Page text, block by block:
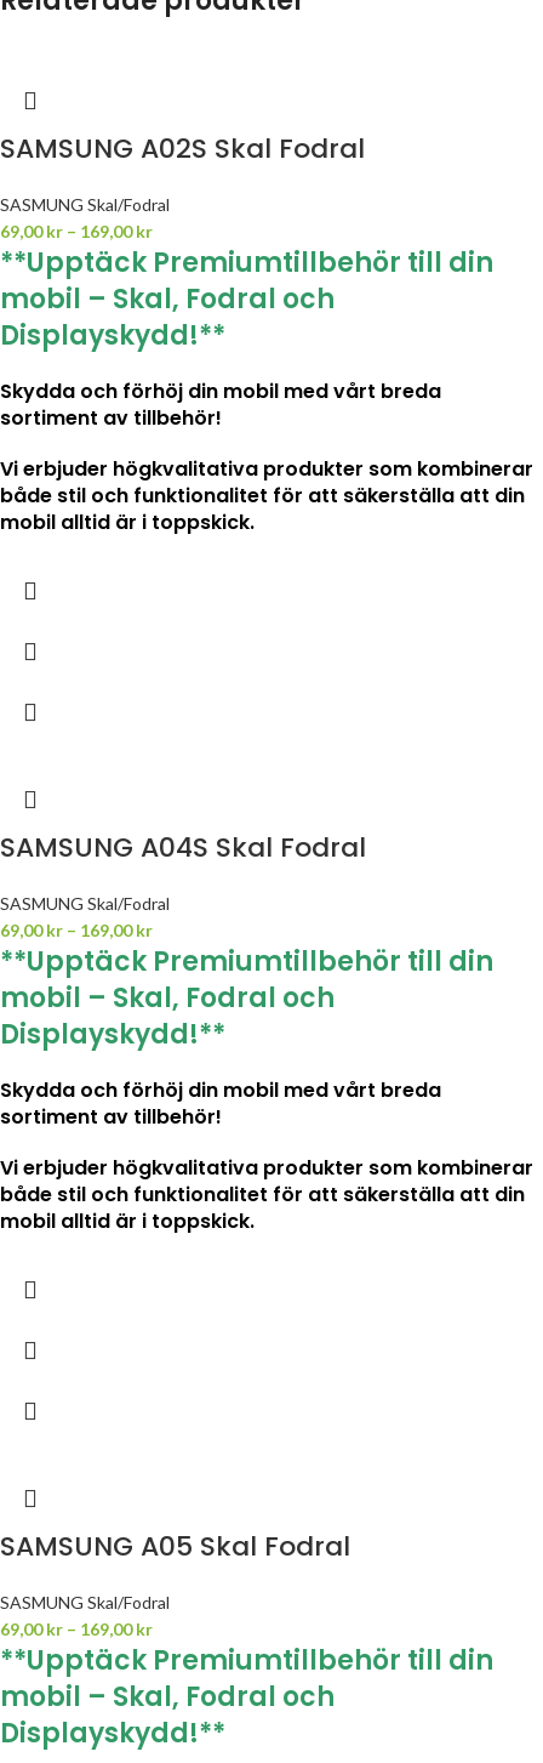
SAMSUNG A02S Skal Fodral
SASMUNG Skal/Fodral
69,00kr – 169,00kr
**Upptäck Premiumtillbehör till din
mobil – Skal, Fodral och
Displayskydd!**
Skydda och förhöj din mobil med vårt breda
sortiment av tillbehör!
Vi erbjuder högkvalitativa produkter som kombinerar
både stil och funktionalitet för att säkerställa att din
mobil alltid är i toppskick.
SAMSUNG A04S Skal Fodral
SASMUNG Skal/Fodral
69,00kr – 169,00kr
**Upptäck Premiumtillbehör till din
mobil – Skal, Fodral och
Displayskydd!**
Skydda och förhöj din mobil med vårt breda
sortiment av tillbehör!
Vi erbjuder högkvalitativa produkter som kombinerar
både stil och funktionalitet för att säkerställa att din
mobil alltid är i toppskick.
SAMSUNG A05 Skal Fodral
SASMUNG Skal/Fodral
69,00kr – 169,00kr
**Upptäck Premiumtillbehör till din
mobil – Skal, Fodral och
Displayskydd!**